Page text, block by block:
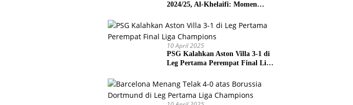
2024/25, Al-Khelaifi: Momen
Prancis
10 April 2025
PSG Kalahkan Aston Villa 3-1 di
Leg Pertama Perempat Final Liga